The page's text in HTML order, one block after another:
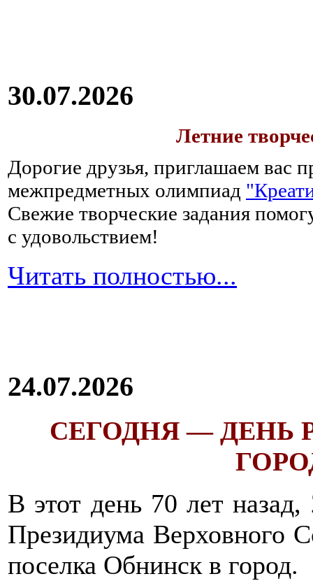
30.07.2026
Летние
Дорогие друзья, приглашаем вас
межпредметных олимпиад
Свежие творческие задания
с удовольствием!
Читать полностью...
24.07.2026
СЕГОДНЯ — ДЕНЬ
В этот день 70 лет
Президиума Верховного
поселка Обнинск в город.